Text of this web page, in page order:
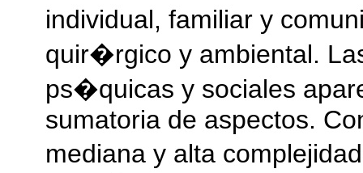
individual, familiar y
quir�rgico y ambiental.
ps�quicas y sociales
sumatoria de aspectos.
mediana y alta